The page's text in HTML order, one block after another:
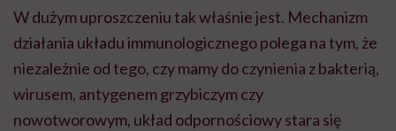
W dużym uproszczeniu tak właśnie jest. Mechanizm
działania układu immunologicznego polega na tym, że
niezależnie od tego, czy mamy do czynienia z bakterią,
wirusem, antygenem grzybiczym czy
nowotworowym, układ odpornościowy stara się